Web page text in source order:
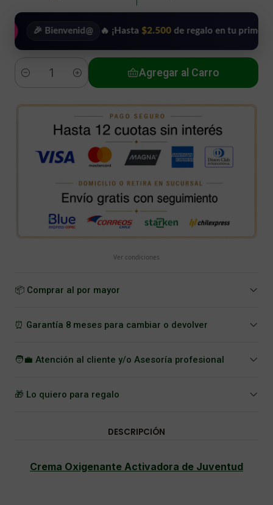
🎉 Bienvenid@ 🔥 ¡Hasta $2.500de regalo en tu primera
Cantidad
Agregar al Carro
Ver condiciones
📦 Comprar al por mayor
⏰ Garantía 8 meses para cambiar o devolver
🧑‍💼 Atención al cliente y/o Asesoría profesional
🎁 Lo quiero para regalo
DESCRIPCIÓN
Crema Oxigenante Activadora de Juventud